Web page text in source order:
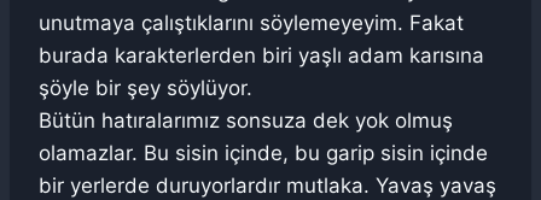
unutmaya çalıştıklarını söylemeyeyim. Fakat
burada karakterlerden biri yaşlı adam karısına
şöyle bir şey söylüyor.
Bütün hatıralarımız sonsuza dek yok olmuş
olamazlar. Bu sisin içinde, bu garip sisin içinde
bir yerlerde duruyorlardır mutlaka. Yavaş yavaş